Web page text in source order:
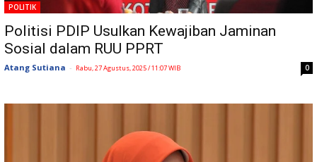
POLITIK
Politisi PDIP Usulkan Kewajiban Jaminan
Sosial dalam RUU PPRT
Atang Sutiana - Rabu, 27 Agustus, 2025 / 11:07 WIB 0